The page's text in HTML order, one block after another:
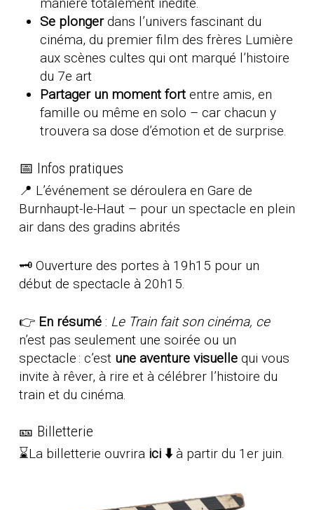
manière totalement inédite.
Se plongerdans l’univers fascinant du
cinéma, du premier film des frères Lumière
aux scènes cultes qui ont marqué l’histoire
du 7e art
Partager un moment fortentre amis, en
famille ou même en solo – car chacun y
trouvera sa dose d’émotion et de surprise.
📅 Infos pratiques
📍 L’événement se déroulera en Gare de
Burnhaupt-le-Haut – pour un spectacle en plein
air dans des gradins abrités
🗝️ Ouverture des portes à 19h15 pour un
début de spectacle à 20h15.
👉 En résumé: Le Train fait son cinéma, ce
n’est pas seulement une soirée ou un
spectacle : c’est une aventure visuelle qui vous
invite à rêver, à rire et à célébrer l’histoire du
train et du cinéma.
🎫 Billetterie
⌛La billetterie ouvrira ici ⬇️à partir du 1er juin.